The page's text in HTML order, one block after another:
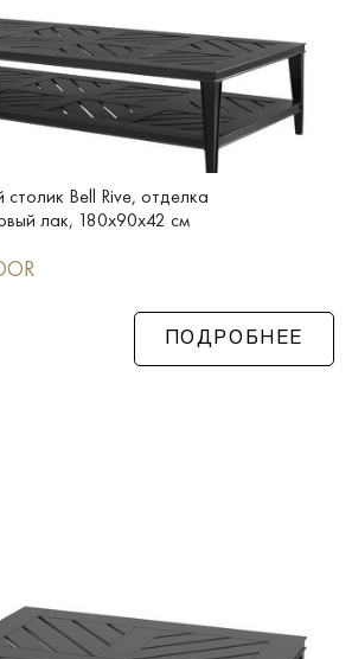
Bell Rive, отделка
лак, 180x90x42 см
ПОДРОБНЕЕ